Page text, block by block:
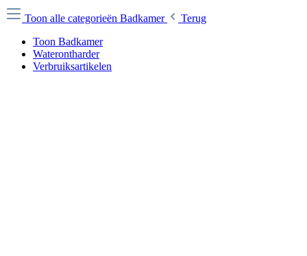
Toon alle categorieën Badkamer
Terug
Toon Badkamer
Waterontharder
Verbruiksartikelen